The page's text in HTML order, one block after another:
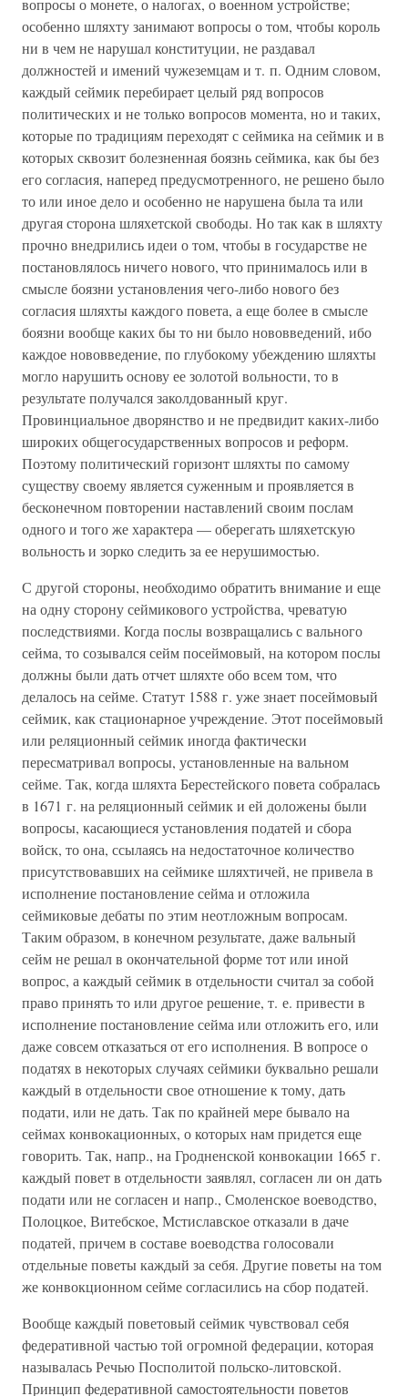
вопросы о монете, о налогах, о военном устройстве;
особенно шляхту занимают вопросы о том, чтобы король
ни в чем не нарушал конституции, не раздавал
должностей и имений чужеземцам и т. п. Одним словом,
каждый сеймик перебирает целый ряд вопросов
политических и не только вопросов момента, но и таких,
которые по традициям переходят с сеймика на сеймик и в
которых сквозит болезненная боязнь сеймика, как бы без
его согласия, наперед предусмотренного, не решено было
то или иное дело и особенно не нарушена была та или
другая сторона шляхетской свободы. Но так как в шляхту
прочно внедрились идеи о том, чтобы в государстве не
постановлялось ничего нового, что принималось или в
смысле боязни установления чего-либо нового без
согласия шляхты каждого повета, а еще более в смысле
боязни вообще каких бы то ни было нововведений, ибо
каждое нововведение, по глубокому убеждению шляхты
могло нарушить основу ее золотой вольности, то в
результате получался заколдованный круг.
Провинциальное дворянство и не предвидит каких-либо
широких общегосударственных вопросов и реформ.
Поэтому политический горизонт шляхты по самому
существу своему является суженным и проявляется в
бесконечном повторении наставлений своим послам
одного и того же характера — оберегать шляхетскую
вольность и зорко следить за ее нерушимостью.
С другой стороны, необходимо обратить внимание и еще
на одну сторону сеймикового устройства, чреватую
последствиями. Когда послы возвращались с вального
сейма, то созывался сейм посеймовый, на котором послы
должны были дать отчет шляхте обо всем том, что
делалось на сейме. Статут 1588 г. уже знает посеймовый
сеймик, как стационарное учреждение. Этот посеймовый
или реляционный сеймик иногда фактически
пересматривал вопросы, установленные на вальном
сейме. Так, когда шляхта Берестейского повета собралась
в 1671 г. на реляционный сеймик и ей доложены были
вопросы, касающиеся установления податей и сбора
войск, то она, ссылаясь на недостаточное количество
присутствовавших на сеймике шляхтичей, не привела в
исполнение постановление сейма и отложила
сеймиковые дебаты по этим неотложным вопросам.
Таким образом, в конечном результате, даже вальный
сейм не решал в окончательной форме тот или иной
вопрос, а каждый сеймик в отдельности считал за собой
право принять то или другое решение, т. е. привести в
исполнение постановление сейма или отложить его, или
даже совсем отказаться от его исполнения. В вопросе о
податях в некоторых случаях сеймики буквально решали
каждый в отдельности свое отношение к тому, дать
подати, или не дать. Так по крайней мере бывало на
сеймах конвокационных, о которых нам придется еще
говорить. Так, напр., на Гродненской конвокации 1665 г.
каждый повет в отдельности заявлял, согласен ли он дать
подати или не согласен и напр., Смоленское воеводство,
Полоцкое, Витебское, Мстиславское отказали в даче
податей, причем в составе воеводства голосовали
отдельные поветы каждый за себя. Другие поветы на том
же конвокционном сейме согласились на сбор податей.
Вообще каждый поветовый сеймик чувствовал себя
федеративной частью той огромной федерации, которая
называлась Речью Посполитой польско-литовской.
Принцип федеративной самостоятельности поветов